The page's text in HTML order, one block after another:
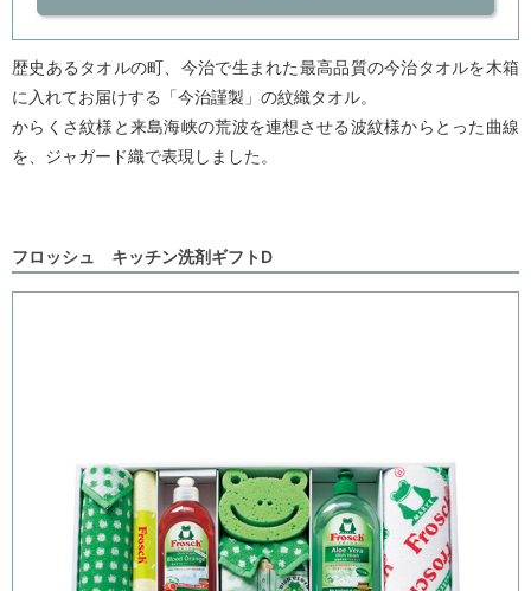
歴史あるタオルの町、今治で生まれた最高品質の今治タオルを木箱
に入れてお届けする「今治謹製」の紋織タオル。
からくさ紋様と来島海峡の荒波を連想させる波紋様からとった曲線
を、ジャガード織で表現しました。
フロッシュ キッチン洗剤ギフトD